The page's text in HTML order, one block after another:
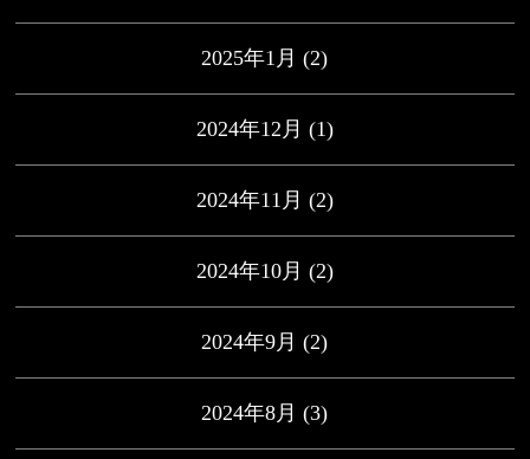
2025年1月 (2)
2024年12月 (1)
2024年11月 (2)
2024年10月 (2)
2024年9月 (2)
2024年8月 (3)